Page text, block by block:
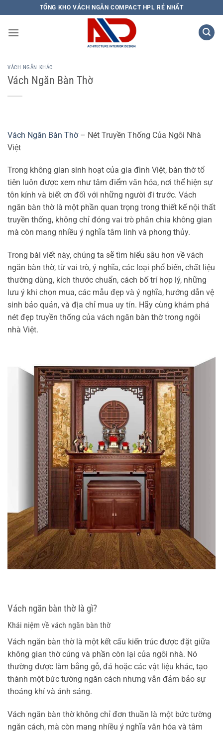
qua
nội
TỔNG KHO VÁCH NGĂN COMPACT HPL RẺ NHẤT
VÁCH NGĂN KHÁC
Vách Ngăn Bàn Thờ
Vách Ngăn Bàn Thờ– Nét Truyền Thống Của Ngôi Nhà
Việt
Trong không gian sinh hoạt của gia đình Việt, bàn thờ tổ
tiên luôn được xem như tâm điểm văn hóa, nơi thể hiện sự
tôn kính và biết ơn đối với những người đi trước. Vách
ngăn bàn thờ là một phần quan trọng trong thiết kế nội thất
truyền thống, không chỉ đóng vai trò phân chia không gian
mà còn mang nhiều ý nghĩa tâm linh và phong thủy.
Trong bài viết này, chúng ta sẽ tìm hiểu sâu hơn về vách
ngăn bàn thờ, từ vai trò, ý nghĩa, các loại phổ biến, chất liệu
thường dùng, kích thước chuẩn, cách bố trí hợp lý, những
lưu ý khi chọn mua, các mẫu đẹp và ý nghĩa, hướng dẫn vệ
sinh bảo quản, và địa chỉ mua uy tín. Hãy cùng khám phá
nét đẹp truyền thống của vách ngăn bàn thờ trong ngôi
nhà Việt.
Vách ngăn bàn thờ là gì?
Khái niệm về vách ngăn bàn thờ
Vách ngăn bàn thờ là một kết cấu kiến trúc được đặt giữa
không gian thờ cúng và phần còn lại của ngôi nhà. Nó
thường được làm bằng gỗ, đá hoặc các vật liệu khác, tạo
thành một bức tường ngăn cách nhưng vẫn đảm bảo sự
thoáng khí và ánh sáng.
Vách ngăn bàn thờ không chỉ đơn thuần là một bức tường
ngăn cách, mà còn mang nhiều ý nghĩa văn hóa và tâm